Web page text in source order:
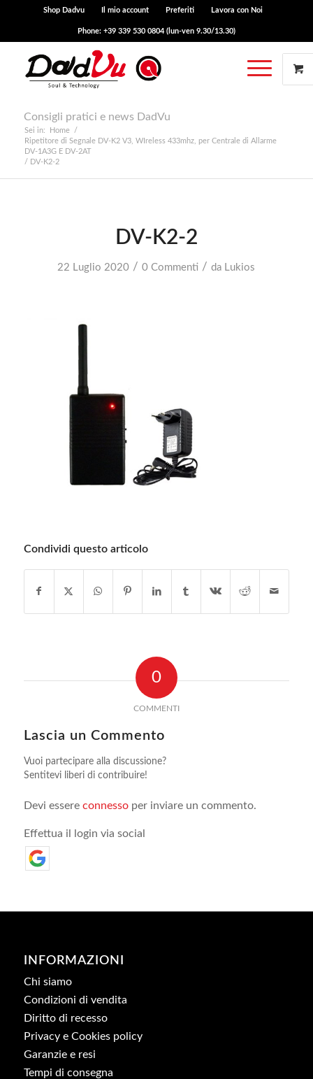
Shop Dadvu Il mio account Preferiti Lavora con Noi
Phone: +39 339 530 0804 (lun-ven 9.30/13.30)
Consigli pratici e news DadVu
Sei in: Home
/
Ripetitore di Segnale DV-K2 V3, WIreless 433mhz, per Centrale di Allarme
DV-1A3G E DV-2AT
/ DV-K2-2
DV-K2-2
22 Luglio 2020 / 0 Commenti / da Lukios
Condividi questo articolo
0
COMMENTI
Lascia un Commento
Vuoi partecipare alla discussione?
Sentitevi liberi di contribuire!
Devi essere connessoper inviare un commento.
Effettua il login via social
INFORMAZIONI
Chi siamo
Condizioni di vendita
Diritto di recesso
Privacy e Cookies policy
Garanzie e resi
Tempi di consegna